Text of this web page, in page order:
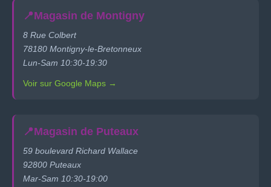
📍Magasin de Montigny
8 Rue Colbert
78180 Montigny-le-Bretonneux
Lun-Sam 10:30-19:30
Voir sur Google Maps →
📍Magasin de Puteaux
59 boulevard Richard Wallace
92800 Puteaux
Mar-Sam 10:30-19:00